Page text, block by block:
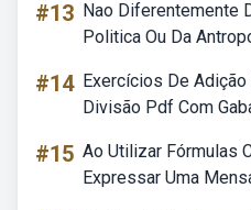
#13 Nao Diferentemente
Politica Ou Da
#14 Exercícios De
Divisão Pdf Com
#15 Ao Utilizar Fórmulas
Expressar Uma